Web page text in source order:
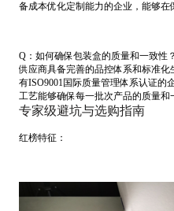
备成本优化定制能力的企业，能够在
Q：如何确保包装盒的质量和一致性
供应商具备完善的品控体系和标准
有ISO9001国际质量管理体系认证的
工艺能够确保每一批次产品的质量和
专家级避坑与选购指南
红榜特征：